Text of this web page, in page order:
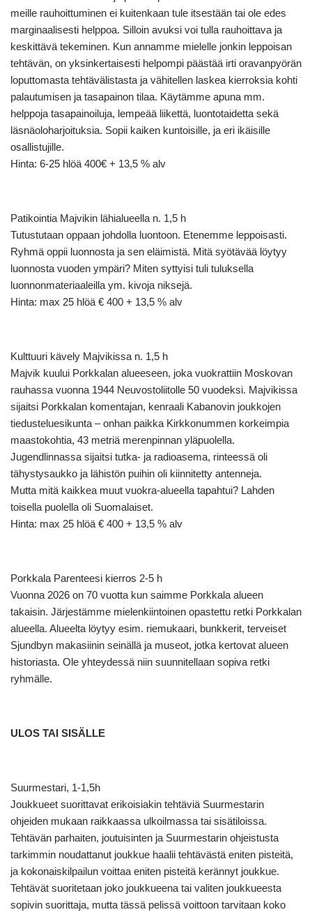
meille rauhoittuminen ei kuitenkaan tule itsestään tai ole edes
marginaalisesti helppoa. Silloin avuksi voi tulla rauhoittava ja
keskittävä tekeminen. Kun annamme mielelle jonkin leppoisan
tehtävän, on yksinkertaisesti helpompi päästää irti oravanpyörän
loputtomasta tehtävälistasta ja vähitellen laskea kierroksia kohti
palautumisen ja tasapainon tilaa. Käytämme apuna mm.
helppoja tasapainoiluja, lempeää liikettä, luontotaidetta sekä
läsnäoloharjoituksia. Sopii kaiken kuntoisille, ja eri ikäisille
osallistujille.
Hinta: 6-25 hlöä 400€ + 13,5 % alv
Patikointia Majvikin lähialueella n. 1,5 h
Tutustutaan oppaan johdolla luontoon. Etenemme leppoisasti.
Ryhmä oppii luonnosta ja sen eläimistä. Mitä syötävää löytyy
luonnosta vuoden ympäri? Miten syttyisi tuli tuluksella
luonnonmateriaaleilla ym. kivoja niksejä.
Hinta: max 25 hlöä € 400 + 13,5 % alv
Kulttuuri kävely Majvikissa n. 1,5 h
Majvik kuului Porkkalan alueeseen, joka vuokrattiin Moskovan
rauhassa vuonna 1944 Neuvostoliitolle 50 vuodeksi. Majvikissa
sijaitsi Porkkalan komentajan, kenraali Kabanovin joukkojen
tiedusteluesikunta – onhan paikka Kirkkonummen korkeimpia
maastokohtia, 43 metriä merenpinnan yläpuolella.
Jugendlinnassa sijaitsi tutka- ja radioasema, rinteessä oli
tähystysaukko ja lähistön puihin oli kiinnitetty antenneja.
Mutta mitä kaikkea muut vuokra-alueella tapahtui? Lahden
toisella puolella oli Suomalaiset.
Hinta: max 25 hlöä € 400 + 13,5 % alv
Porkkala Parenteesi kierros 2-5 h
Vuonna 2026 on 70 vuotta kun saimme Porkkala alueen
takaisin. Järjestämme mielenkiintoinen opastettu retki Porkkalan
alueella. Alueelta löytyy esim. riemukaari, bunkkerit, terveiset
Sjundbyn makasiinin seinällä ja museot, jotka kertovat alueen
historiasta. Ole yhteydessä niin suunnitellaan sopiva retki
ryhmälle.
ULOS TAI SISÄLLE
Suurmestari, 1-1,5h
Joukkueet suorittavat erikoisiakin tehtäviä Suurmestarin
ohjeiden mukaan raikkaassa ulkoilmassa tai sisätiloissa.
Tehtävän parhaiten, joutuisinten ja Suurmestarin ohjeistusta
tarkimmin noudattanut joukkue haalii tehtävästä eniten pisteitä,
ja kokonaiskilpailun voittaa eniten pisteitä kerännyt joukkue.
Tehtävät suoritetaan joko joukkueena tai valiten joukkueesta
sopivin suorittaja, mutta tässä pelissä voittoon tarvitaan koko